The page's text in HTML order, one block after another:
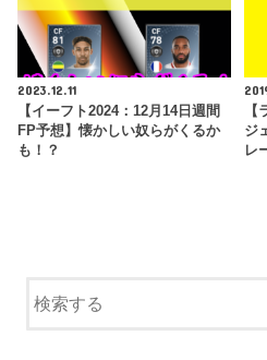
2023.12.11
【イーフト2024：12月14日週間
FP予想】懐かしい奴らがくるか
も！？
ジ
レ